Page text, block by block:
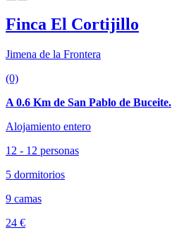
Finca El Cortijillo
Jimena de la Frontera
(0)
A 0.6 Km de San Pablo de Buceite.
Alojamiento entero
12 - 12 personas
5 dormitorios
9 camas
24 €